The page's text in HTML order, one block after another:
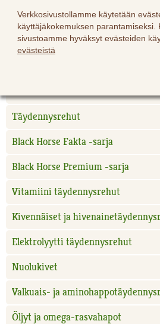
Verkkosivustollamme käytetään
käyttäjäkokemuksen parantamiseksi.
sivustoamme hyväksyt evästeiden
evästeistä
Täydennysrehut
Black Horse Fakta -sarja
Black Horse Premium -sarja
Vitamiini täydennysrehut
Kivennäiset ja
Elektrolyytti täydennysrehut
Nuolukivet
Valkuais- ja
Öljyt ja omega-rasvahapot